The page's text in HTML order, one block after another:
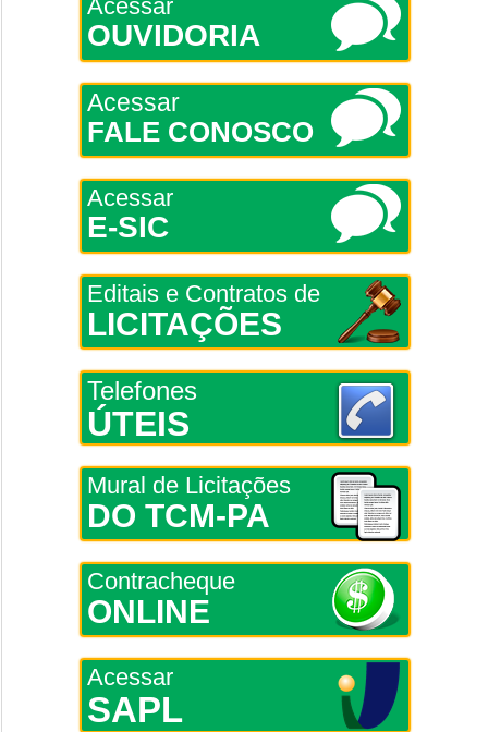
Acessar
OUVIDORIA
Acessar
FALE CONOSCO
Acessar
E-SIC
Editais e Contratos de
LICITAÇÕES
Telefones
ÚTEIS
Mural de Licitações
DO TCM-PA
Contracheque
ONLINE
Acessar
SAPL